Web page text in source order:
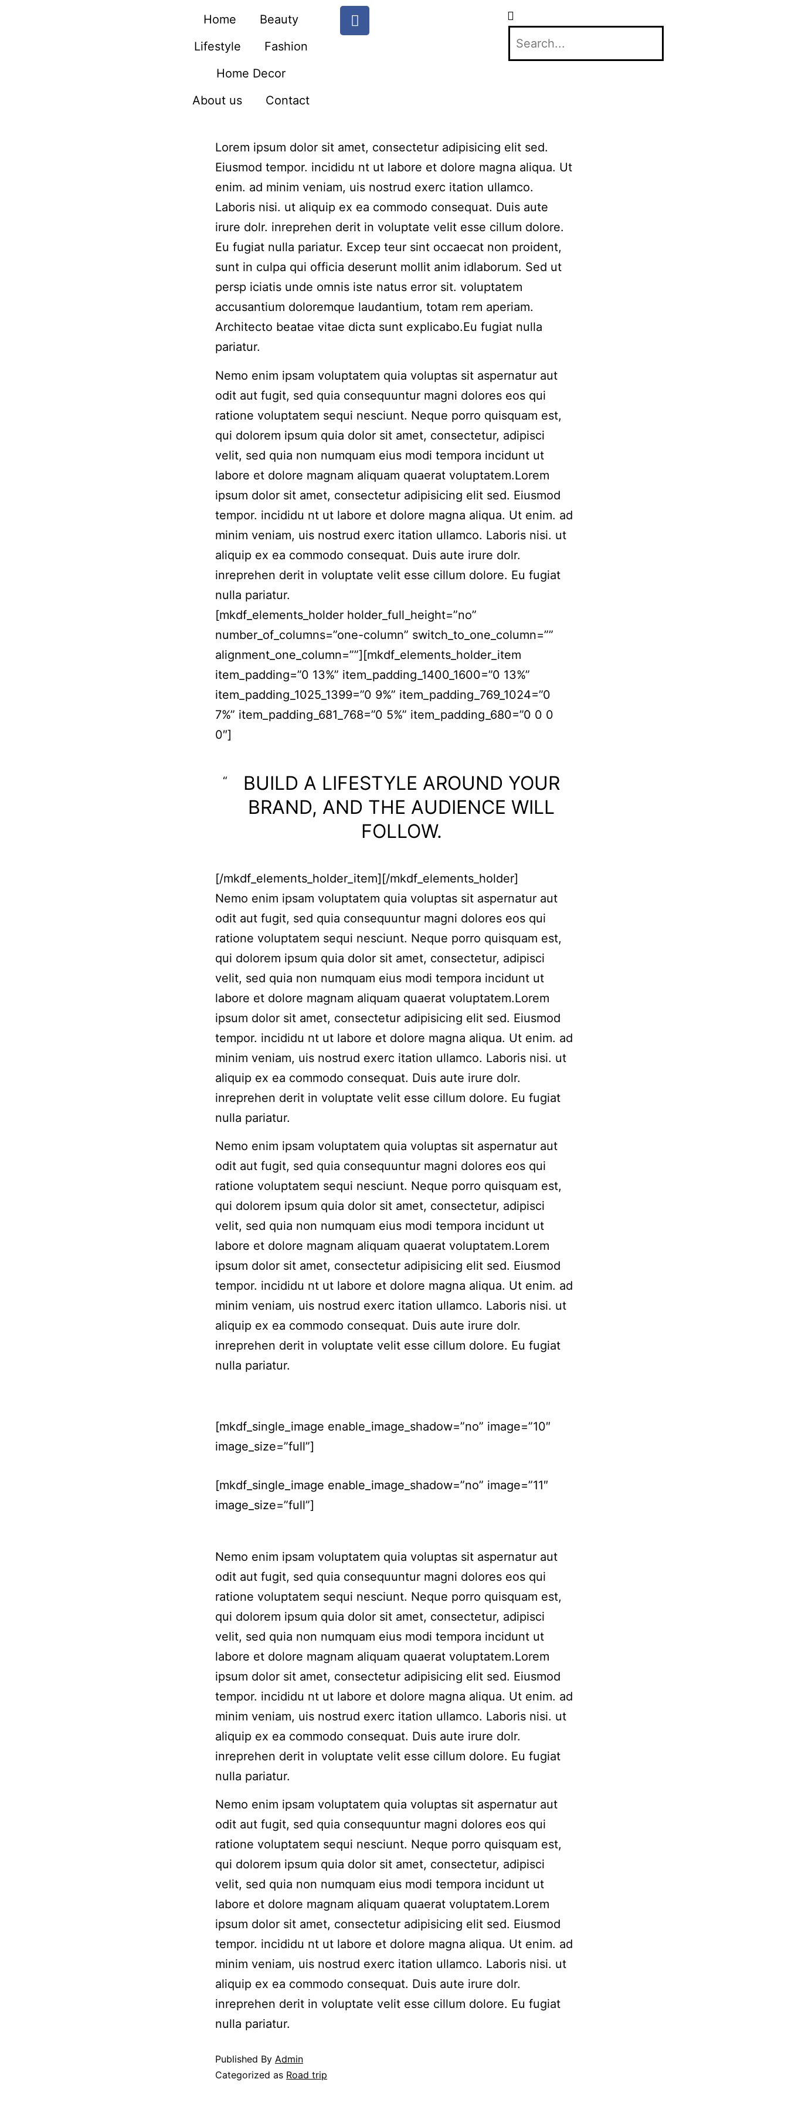
Home
Beauty
Lifestyle
Fashion
Home Decor
About us
Contact
Lorem ipsum dolor sit amet, consectetur adipisicing elit sed.
Eiusmod tempor. incididu nt ut labore et dolore magna aliqua. Ut
enim. ad minim veniam, uis nostrud exerc itation ullamco.
Laboris nisi. ut aliquip ex ea commodo consequat. Duis aute
irure dolr. inreprehen derit in voluptate velit esse cillum dolore.
Eu fugiat nulla pariatur. Excep teur sint occaecat non proident,
sunt in culpa qui officia deserunt mollit anim idlaborum. Sed ut
persp iciatis unde omnis iste natus error sit. voluptatem
accusantium doloremque laudantium, totam rem aperiam.
Architecto beatae vitae dicta sunt explicabo.Eu fugiat nulla
pariatur.
Nemo enim ipsam voluptatem quia voluptas sit aspernatur aut
odit aut fugit, sed quia consequuntur magni dolores eos qui
ratione voluptatem sequi nesciunt. Neque porro quisquam est,
qui dolorem ipsum quia dolor sit amet, consectetur, adipisci
velit, sed quia non numquam eius modi tempora incidunt ut
labore et dolore magnam aliquam quaerat voluptatem.Lorem
ipsum dolor sit amet, consectetur adipisicing elit sed. Eiusmod
tempor. incididu nt ut labore et dolore magna aliqua. Ut enim. ad
minim veniam, uis nostrud exerc itation ullamco. Laboris nisi. ut
aliquip ex ea commodo consequat. Duis aute irure dolr.
inreprehen derit in voluptate velit esse cillum dolore. Eu fugiat
nulla pariatur.
[mkdf_elements_holder holder_full_height=”no”
number_of_columns=”one-column” switch_to_one_column=””
alignment_one_column=””][mkdf_elements_holder_item
item_padding=”0 13%” item_padding_1400_1600=”0 13%”
item_padding_1025_1399=”0 9%” item_padding_769_1024=”0
7%” item_padding_681_768=”0 5%” item_padding_680=”0 0 0
0″]
BUILD A LIFESTYLE AROUND YOUR
BRAND, AND THE AUDIENCE WILL
FOLLOW.
[/mkdf_elements_holder_item][/mkdf_elements_holder]
Nemo enim ipsam voluptatem quia voluptas sit aspernatur aut
odit aut fugit, sed quia consequuntur magni dolores eos qui
ratione voluptatem sequi nesciunt. Neque porro quisquam est,
qui dolorem ipsum quia dolor sit amet, consectetur, adipisci
velit, sed quia non numquam eius modi tempora incidunt ut
labore et dolore magnam aliquam quaerat voluptatem.Lorem
ipsum dolor sit amet, consectetur adipisicing elit sed. Eiusmod
tempor. incididu nt ut labore et dolore magna aliqua. Ut enim. ad
minim veniam, uis nostrud exerc itation ullamco. Laboris nisi. ut
aliquip ex ea commodo consequat. Duis aute irure dolr.
inreprehen derit in voluptate velit esse cillum dolore. Eu fugiat
nulla pariatur.
Nemo enim ipsam voluptatem quia voluptas sit aspernatur aut
odit aut fugit, sed quia consequuntur magni dolores eos qui
ratione voluptatem sequi nesciunt. Neque porro quisquam est,
qui dolorem ipsum quia dolor sit amet, consectetur, adipisci
velit, sed quia non numquam eius modi tempora incidunt ut
labore et dolore magnam aliquam quaerat voluptatem.Lorem
ipsum dolor sit amet, consectetur adipisicing elit sed. Eiusmod
tempor. incididu nt ut labore et dolore magna aliqua. Ut enim. ad
minim veniam, uis nostrud exerc itation ullamco. Laboris nisi. ut
aliquip ex ea commodo consequat. Duis aute irure dolr.
inreprehen derit in voluptate velit esse cillum dolore. Eu fugiat
nulla pariatur.
[mkdf_single_image enable_image_shadow=”no” image=”10″
image_size=”full”]
[mkdf_single_image enable_image_shadow=”no” image=”11″
image_size=”full”]
Nemo enim ipsam voluptatem quia voluptas sit aspernatur aut
odit aut fugit, sed quia consequuntur magni dolores eos qui
ratione voluptatem sequi nesciunt. Neque porro quisquam est,
qui dolorem ipsum quia dolor sit amet, consectetur, adipisci
velit, sed quia non numquam eius modi tempora incidunt ut
labore et dolore magnam aliquam quaerat voluptatem.Lorem
ipsum dolor sit amet, consectetur adipisicing elit sed. Eiusmod
tempor. incididu nt ut labore et dolore magna aliqua. Ut enim. ad
minim veniam, uis nostrud exerc itation ullamco. Laboris nisi. ut
aliquip ex ea commodo consequat. Duis aute irure dolr.
inreprehen derit in voluptate velit esse cillum dolore. Eu fugiat
nulla pariatur.
Nemo enim ipsam voluptatem quia voluptas sit aspernatur aut
odit aut fugit, sed quia consequuntur magni dolores eos qui
ratione voluptatem sequi nesciunt. Neque porro quisquam est,
qui dolorem ipsum quia dolor sit amet, consectetur, adipisci
velit, sed quia non numquam eius modi tempora incidunt ut
labore et dolore magnam aliquam quaerat voluptatem.Lorem
ipsum dolor sit amet, consectetur adipisicing elit sed. Eiusmod
tempor. incididu nt ut labore et dolore magna aliqua. Ut enim. ad
minim veniam, uis nostrud exerc itation ullamco. Laboris nisi. ut
aliquip ex ea commodo consequat. Duis aute irure dolr.
inreprehen derit in voluptate velit esse cillum dolore. Eu fugiat
nulla pariatur.
Published By Admin
Categorized as Road trip